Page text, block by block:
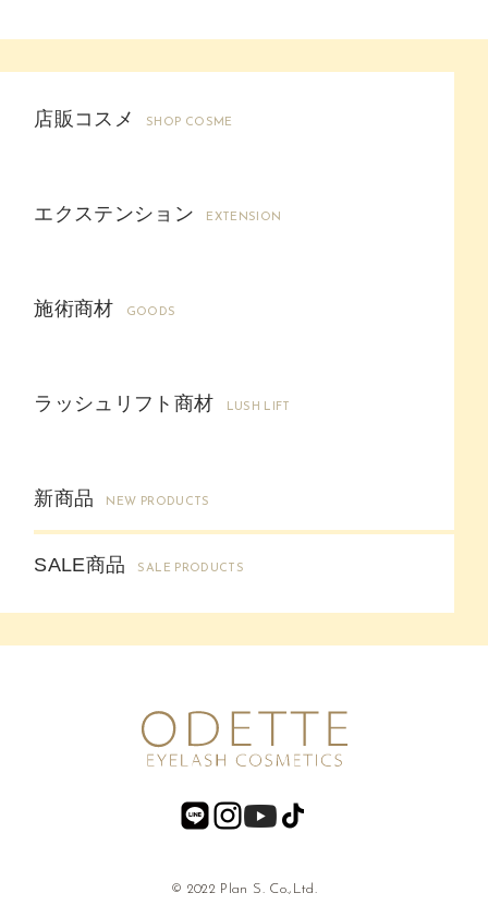
店販コスメ SHOP COSME
エクステンション EXTENSION
施術商材 GOODS
ラッシュリフト商材 LUSH LIFT
新商品 NEW PRODUCTS
SALE商品 SALE PRODUCTS
© 2022 Plan S. Co.,Ltd.